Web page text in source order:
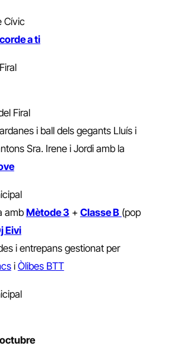
Cívic
a ti
Firal
i ball dels gegants Lluís i
Sra. Irene i Jordi amb la
ambMètode 3 + Classe B (pop
Eivi
i entrepans gestionat per
i Òlibes BTT